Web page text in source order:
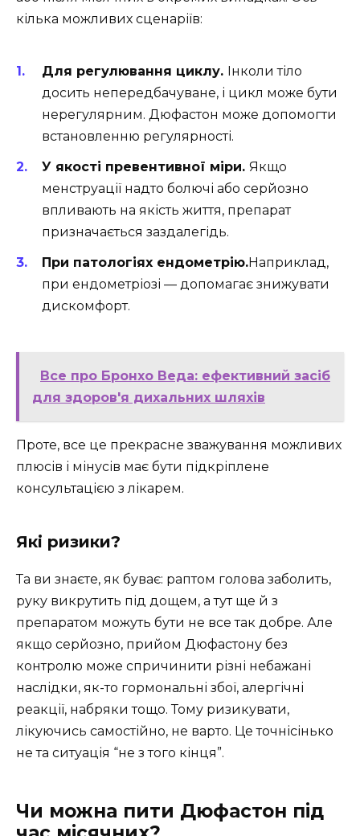
кілька можливих сценаріїв:
Для регулювання циклу. Інколи тіло
досить непередбачуване, і цикл може бути
нерегулярним. Дюфастон може допомогти
встановленню регулярності.
У якості превентивної міри. Якщо
менструації надто болючі або серйозно
впливають на якість життя, препарат
призначається заздалегідь.
При патологіях ендометрію.Наприклад,
при ендометріозі — допомагає знижувати
дискомфорт.
Все про Бронхо Веда: ефективний засіб
для здоров'я дихальних шляхів
Проте, все це прекрасне зважування можливих
плюсів і мінусів має бути підкріплене
консультацією з лікарем.
Які ризики?
Та ви знаєте, як буває: раптом голова заболить,
руку викрутить під дощем, а тут ще й з
препаратом можуть бути не все так добре. Але
якщо серйозно, прийом Дюфастону без
контролю може спричинити різні небажані
наслідки, як-то гормональні збої, алергічні
реакції, набряки тощо. Тому ризикувати,
лікуючись самостійно, не варто. Це точнісінько
не та ситуація “не з того кінця”.
Чи можна пити Дюфастон під